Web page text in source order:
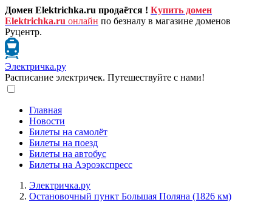
Домен Elektrichka.ru продаётся ! Купить домен
Elektrichka.ru онлайн по безналу в магазине доменов
Руцентр.
Электричка.ру
Расписание электричек. Путешествуйте с нами!
Главная
Новости
Билеты на самолёт
Билеты на поезд
Билеты на автобус
Билеты на Аэроэкспресс
Электричка.ру
Остановочный пункт Большая Поляна (1826 км)